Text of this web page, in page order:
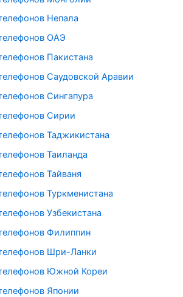
Непала
ОАЭ
Пакистана
Саудовской Аравии
Сингапура
Сирии
Таджикистана
Таиланда
Тайваня
Туркменистана
Узбекистана
Филиппин
Шри-Ланки
Южной Кореи
Японии